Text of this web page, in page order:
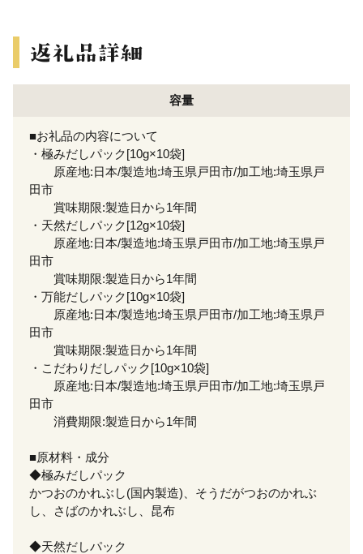
容量
■お礼品の内容について
・極みだしパック[10g×10袋]
原産地:日本/製造地:埼玉県戸田市/加工地:埼玉県戸
田市
賞味期限:製造日から1年間
・天然だしパック[12g×10袋]
原産地:日本/製造地:埼玉県戸田市/加工地:埼玉県戸
田市
賞味期限:製造日から1年間
・万能だしパック[10g×10袋]
原産地:日本/製造地:埼玉県戸田市/加工地:埼玉県戸
田市
賞味期限:製造日から1年間
・こだわりだしパック[10g×10袋]
原産地:日本/製造地:埼玉県戸田市/加工地:埼玉県戸
田市
消費期限:製造日から1年間
■原材料・成分
◆極みだしパック
かつおのかれぶし(国内製造)、そうだがつおのかれぶ
し、さばのかれぶし、昆布
◆天然だしパック